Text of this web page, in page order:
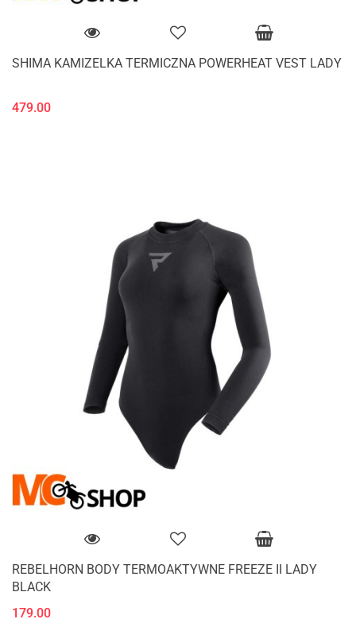
SHIMA KAMIZELKA TERMICZNA POWERHEAT VEST LADY
479.00
REBELHORN BODY TERMOAKTYWNE FREEZE II LADY
BLACK
179.00